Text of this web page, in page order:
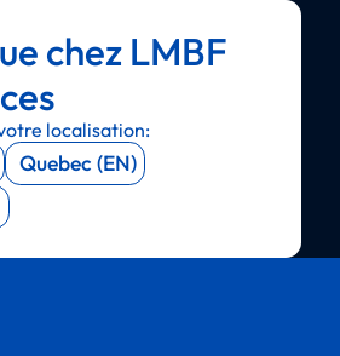
chez LMBF
localisation:
Quebec (EN)